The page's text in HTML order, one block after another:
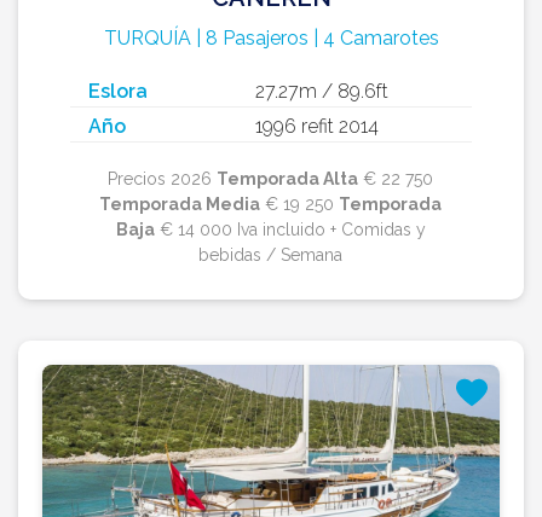
TURQUÍA | 8 Pasajeros | 4 Camarotes
Eslora
27.27m / 89.6ft
Año
1996 refit 2014
Precios 2026 Temporada Alta € 22 750
Temporada Media € 19 250 Temporada
Baja€ 14 000 Iva incluido + Comidas y
bebidas / Semana